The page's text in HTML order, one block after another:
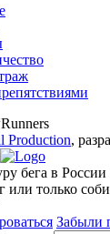
Production,
бега в России
или только
Забыли